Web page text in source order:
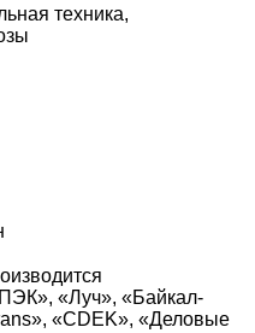
техника,
«Луч», «Байкал-
«CDEK», «Деловые